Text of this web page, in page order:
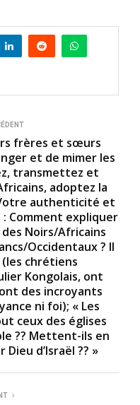
frères et sœurs
et de mimer les
transmettez et
adoptez la
authenticité et
Comment expliquer
Noirs/Africains
Occidentaux ? Il
(les chrétiens
Kongolais, ont
des incroyants
ni foi); « Les
ceux des églises
?? Mettent-ils en
d’Israël ?? »